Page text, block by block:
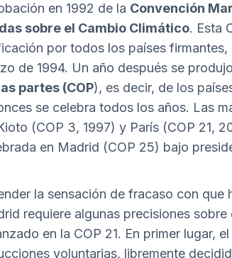
en 1992 de la Convención
sobre el Cambio Climático. Esta
por todos los países firmantes,
de 1994. Un año después se
partes (COP), es decir, de los
se celebra todos los años. Las
(COP 3, 1997) y París (COP 21,
en Madrid (COP 25) bajo
la sensación de fracaso con que
requiere algunas precisiones
en la COP 21. En primer lugar,
voluntarias, libremente